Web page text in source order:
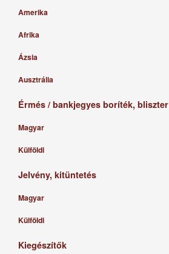
Amerika
Afrika
Ázsia
Ausztrália
Érmés / bankjegyes boríték, bliszter
Magyar
Külföldi
Jelvény, kitüntetés
Magyar
Külföldi
Kiegészítők